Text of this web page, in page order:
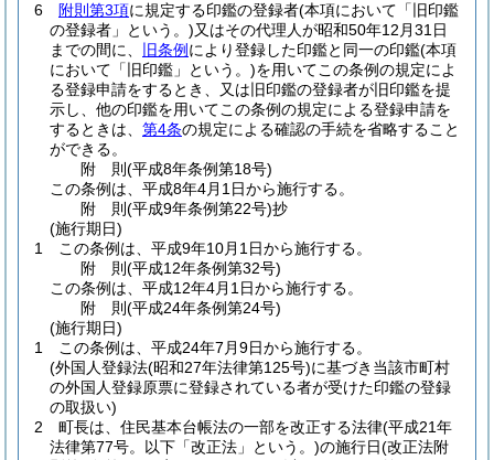
6
附則第3項に規定する印鑑の登録者(本項において「旧印鑑
の登録者」という。)又はその代理人が昭和50年12月31日
までの間に、
旧条例 により登録した印鑑と同一の印鑑(本項
において「旧印鑑」という。)を用いてこの条例の規定によ
る登録申請をするとき、又は旧印鑑の登録者が旧印鑑を提
示し、他の印鑑を用いてこの条例の規定による登録申請を
するときは、 第4条の規定による確認の手続を省略すること
ができる。
附 則(平成8年条例第18号)
この条例は、平成8年4月1日から施行する。
附 則(平成9年条例第22号)抄
(施行期日)
1
この条例は、平成9年10月1日から施行する。
附 則(平成12年条例第32号)
この条例は、平成12年4月1日から施行する。
附 則(平成24年条例第24号)
(施行期日)
1
この条例は、平成24年7月9日から施行する。
(外国人登録法(昭和27年法律第125号)に基づき当該市町村
の外国人登録原票に登録されている者が受けた印鑑の登録
の取扱い)
2
町長は、住民基本台帳法の一部を改正する法律(平成21年
法律第77号。以下「改正法」という。)の施行日(改正法附